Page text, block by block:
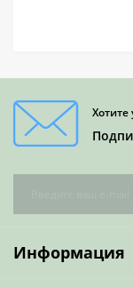
Хотите
Информация